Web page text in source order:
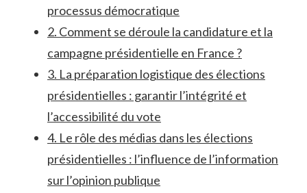
processus démocratique
2. Comment se déroule la ⁤candidature et ⁢la⁣
campagne présidentielle en ⁣France ?
3. La préparation‍ logistique des élections
présidentielles : garantir l’intégrité ⁢et
l’accessibilité du vote
4. Le rôle⁢ des ‍médias ‍dans les élections
présidentielles ‌: l’influence‌ de⁢ l’information
sur l’opinion publique